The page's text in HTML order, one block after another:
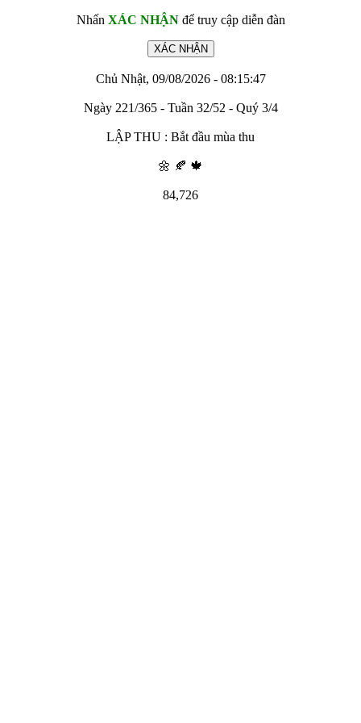
Nhấn XÁC NHẬNđể truy cập diễn đàn
Chủ Nhật, 09/08/2026 - 08:15:47
Ngày 221/365 - Tuần 32/52 - Quý 3/4
LẬP THU : Bắt đầu mùa thu
🌼 🍂 🍁
84,726